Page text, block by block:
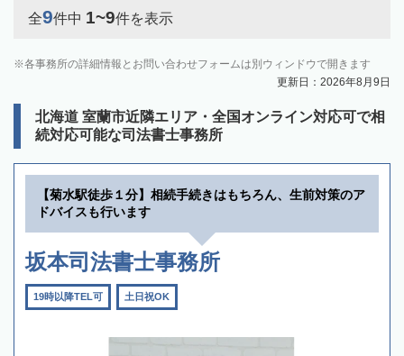
全9件中 1~9件を表示
各事務所の詳細情報とお問い合わせフォームは別ウィンドウで開きます
更新日：2026年8月9日
北海道 室蘭市近隣エリア・全国オンライン対応可で相
続対応可能な司法書士事務所
【菊水駅徒歩１分】相続手続きはもちろん、生前対策のア
ドバイスも行います
坂本司法書士事務所
19時以降TEL可 土日祝OK